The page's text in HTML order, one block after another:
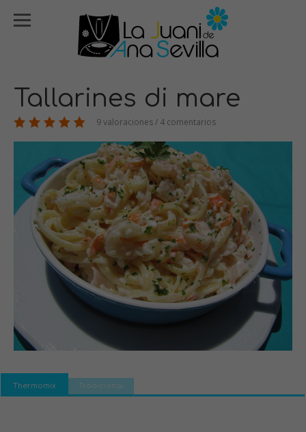
Tallarines di mare
9 valoraciones / 4 comentarios
Thermomix Tradicional